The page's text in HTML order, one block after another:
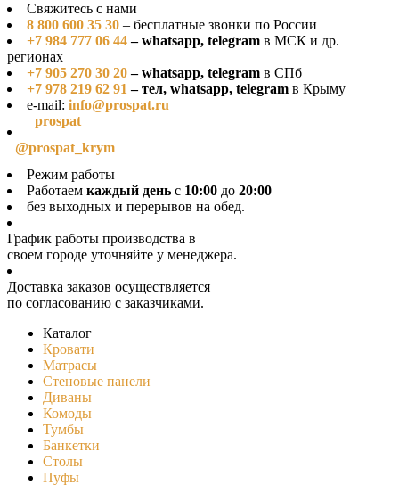
Свяжитесь с нами
8 800 600 35 30 – бесплатные звонки по России
+7 984 777 06 44– whatsapp, telegram в МСК и др.
регионах
+7 905 270 30 20– whatsapp, telegram в СПб
+7 978 219 62 91 – тел, whatsapp, telegram в Крыму
e-mail: info@prospat.ru
prospat
@prospat_krym
Режим работы
Работаем каждый день с 10:00 до 20:00
без выходных и перерывов на обед.
График работы производства в
своeм городе уточняйте у менеджера.
Доставка заказов осуществляется
по согласованию с заказчиками.
Каталог
Кровати
Матрасы
Стеновые панели
Диваны
Комоды
Тумбы
Банкетки
Столы
Пуфы